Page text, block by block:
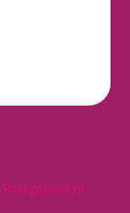
Parkplanet.nl